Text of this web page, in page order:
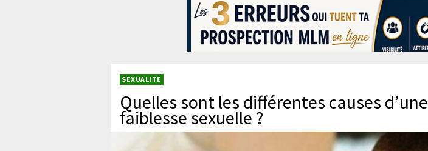
SEXUALITE
Quelles sont les différentes causes d’une
faiblesse sexuelle ?